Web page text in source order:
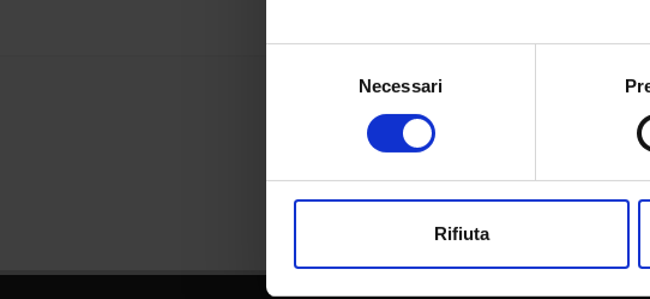
Con il tuo consenso, vorremmo anche:
raccogliere informazioni sulla tua
digitali).
modificare o ritirare il tuo consenso in
Necessari
Rifiuta